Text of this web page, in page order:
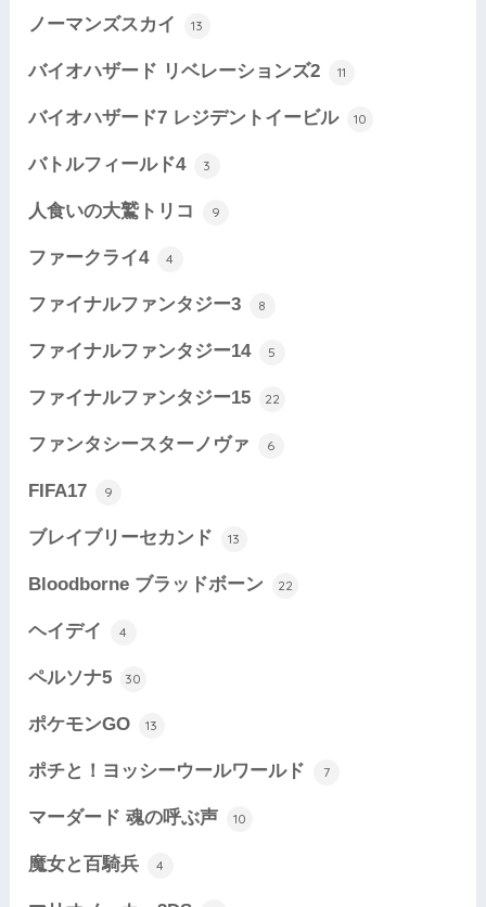
ノーマンズスカイ 13
バイオハザード リベレーションズ2 11
バイオハザード7 レジデントイービル 10
バトルフィールド4 3
人食いの大鷲トリコ 9
ファークライ4 4
ファイナルファンタジー3 8
ファイナルファンタジー14 5
ファイナルファンタジー15 22
ファンタシースターノヴァ 6
FIFA17 9
ブレイブリーセカンド 13
Bloodborne ブラッドボーン 22
ヘイデイ 4
ペルソナ5 30
ポケモンGO 13
ポチと！ヨッシーウールワールド 7
マーダード 魂の呼ぶ声 10
魔女と百騎兵 4